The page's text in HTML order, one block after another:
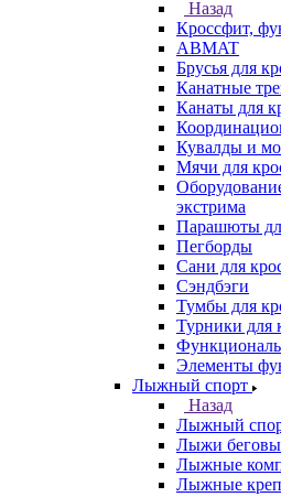
Назад
Кроссфит,
ABMAT
Брусья для
Канатные
Канаты для
Кувалды и
Мячи для
экстрима
Парашюты
Пегборды
Сани для
Сэндбэги
Тумбы для
Турники для
Элементы
Лыжный спорт
Назад
Лыжный
Лыжи
Лыжные
Лыжные